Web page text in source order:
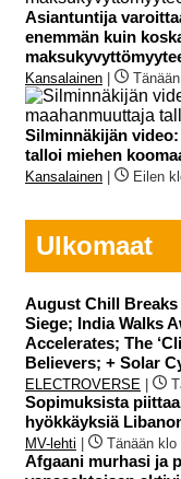
Asiantuntija
enemmän kuin
Kansalainen
Silminnäkijän
talloi miehen
Kansalainen Eilen
Ulkomaat
August Chill Breaks
Siege; India Walks
Accelerates; The
Believers; + Solar
ELECTROVERSE
Sopimuksista
hyökkäyksiä
MV-lehti Tänään klo
Afgaani murhasi ja